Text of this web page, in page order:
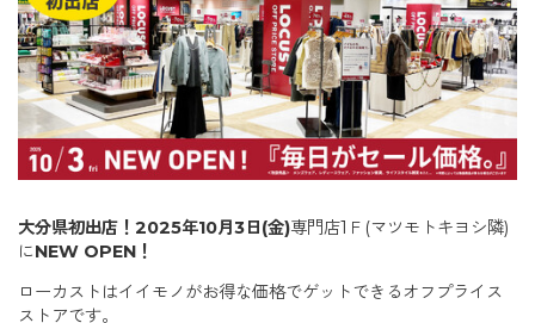
大分県初出店！2025年10月3日(金)専門店1Ｆ(マツモトキヨシ隣)
にNEW OPEN！
ローカストはイイモノがお得な価格でゲットできるオフプライス
ストアです。